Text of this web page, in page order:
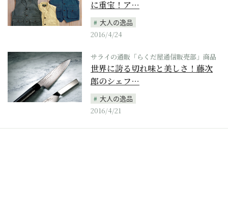
に重宝！ア…
大人の逸品
2016/4/24
サライの通販「らくだ屋通信販売部」商品
世界に誇る切れ味と美しさ！藤次
郎のシェフ…
大人の逸品
2016/4/21